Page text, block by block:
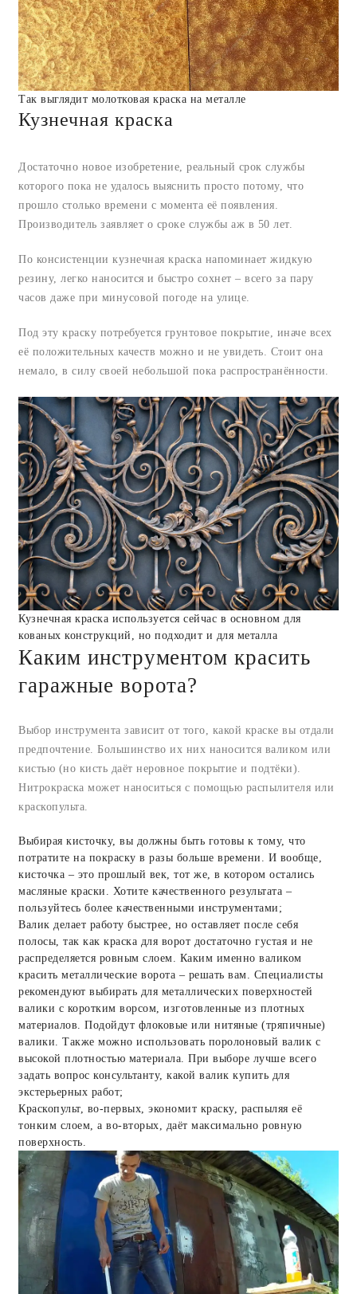
Так выглядит молотковая краска на металле
Кузнечная краска
Достаточно новое изобретение, реальный срок службы
которого пока не удалось выяснить просто потому, что
прошло столько времени с момента её появления.
Производитель заявляет о сроке службы аж в 50 лет.
По консистенции кузнечная краска напоминает жидкую
резину, легко наносится и быстро сохнет – всего за пару
часов даже при минусовой погоде на улице.
Под эту краску потребуется грунтовое покрытие, иначе всех
её положительных качеств можно и не увидеть. Стоит она
немало, в силу своей небольшой пока распространённости.
Кузнечная краска используется сейчас в основном для
кованых конструкций, но подходит и для металла
Каким инструментом красить
гаражные ворота?
Выбор инструмента зависит от того, какой краске вы отдали
предпочтение. Большинство их них наносится валиком или
кистью (но кисть даёт неровное покрытие и подтёки).
Нитрокраска может наноситься с помощью распылителя или
краскопульта.
Выбирая кисточку, вы должны быть готовы к тому, что
потратите на покраску в разы больше времени. И вообще,
кисточка – это прошлый век, тот же, в котором остались
масляные краски. Хотите качественного результата –
пользуйтесь более качественными инструментами;
Валик делает работу быстрее, но оставляет после себя
полосы, так как краска для ворот достаточно густая и не
распределяется ровным слоем. Каким именно валиком
красить металлические ворота – решать вам. Специалисты
рекомендуют выбирать для металлических поверхностей
валики с коротким ворсом, изготовленные из плотных
материалов. Подойдут флоковые или нитяные (тряпичные)
валики. Также можно использовать поролоновый валик с
высокой плотностью материала. При выборе лучше всего
задать вопрос консультанту, какой валик купить для
экстерьерных работ;
Краскопульт, во-первых, экономит краску, распыляя её
тонким слоем, а во-вторых, даёт максимально ровную
поверхность.